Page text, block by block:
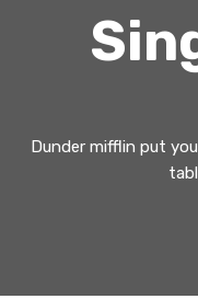
Dunder mifflin put